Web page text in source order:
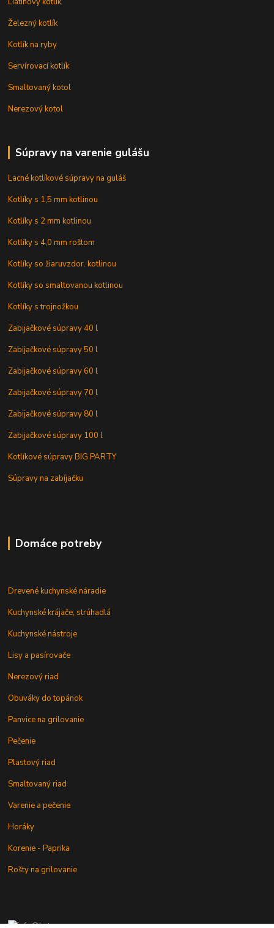
Železný kotlík
Kotlík na ryby
Servírovací kotlík
Smaltovaný kotol
Nerezový kotol
Súpravy na varenie gulášu
Lacné kotlíkové súpravy na guláš
Kotlíky s 1,5 mm kotlinou
Kotlíky s 2 mm kotlinou
Kotlíky s 4,0 mm roštom
Kotlíky so žiaruvzdor. kotlinou
Kotlíky so smaltovanou kotlinou
Kotlíky s trojnožkou
Zabijačkové súpravy 40 l
Zabijačkové súpravy 50 l
Zabijačkové súpravy 60 l
Zabijačkové súpravy 70 l
Zabijačkové súpravy 80 l
Zabijačkové súpravy 100 l
Kotlíkové súpravy BIG PARTY
Súpravy na zabíjačku
Domáce potreby
Drevené kuchynské náradie
Kuchynské krájače, strúhadlá
Kuchynské nástroje
Lisy a pasírovače
Nerezový riad
Obuváky do topánok
Panvice na grilovanie
Pečenie
Plastový riad
Smaltovaný riad
Varenie a pečenie
Horáky
Korenie - Paprika
Rošty na grilovanie